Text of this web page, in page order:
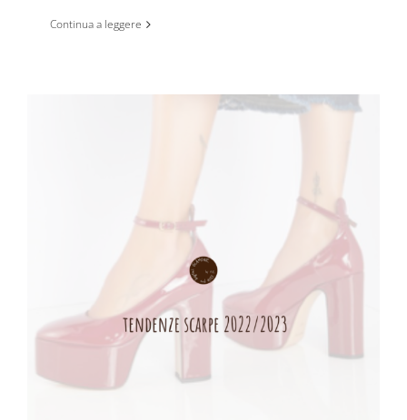
Continua a leggere